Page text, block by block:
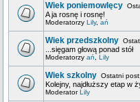
Wiek poniemowlęcy
A ja rosnę i rosnę!
Moderatorzy Lily, ań
Wiek przedszkolny
...sięgam głową ponad stół
Moderatorzy ań Lily
Wiek szkolny Ostatni post:
Kolejny, najdłuższy etap w
ModeratorLily